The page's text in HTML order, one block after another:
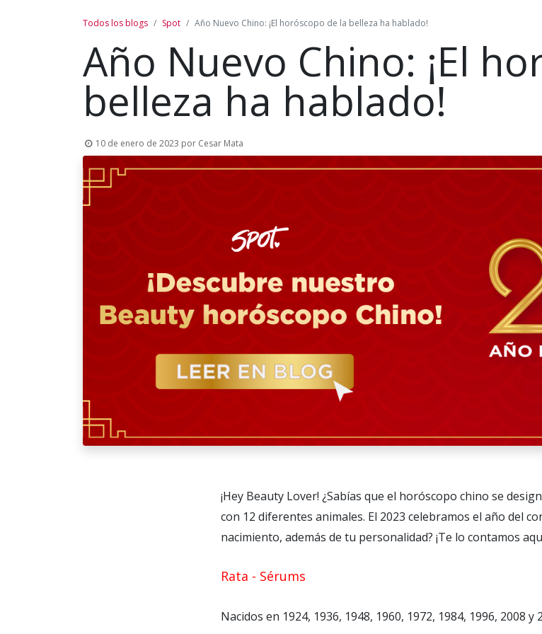
Todos los blogs Spot Año Nuevo Chino: ¡El horóscopo de la belleza ha hablado!
Año Nuevo Chino: ¡El
belleza ha hablado!
10 de enero de 2023 por Cesar Mata
¡Hey Beauty Lover! ¿Sabías que el horóscopo chino se
con 12 diferentes animales. El 2023 celebramos el año del
nacimiento, además de tu personalidad? ¡Te lo contamos
Rata - Sérums
Nacidos en 1924, 1936, 1948, 1960, 1972, 1984, 1996, 2008 y